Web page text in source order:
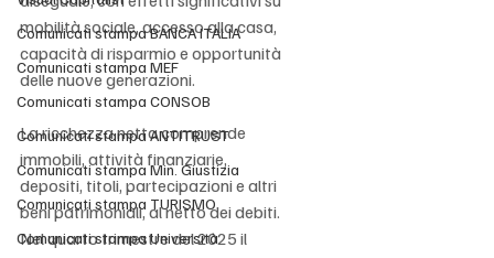
Comunicati stampa BANCA ITALIA
Comunicati stampa MEF
Comunicati stampa CONSOB
Comunicati stampa ANTITRUST
Comunicati stampa Min. Giustizia
Comunicati stampa TURISMO
Comunicati stampa Università
mobilità sociale, accesso alla casa,
capacità di risparmio e opportunità
delle nuove generazioni.
La ricchezza netta comprende
immobili, attività finanziarie,
depositi, titoli, partecipazioni e altri
beni patrimoniali, al netto dei debiti.
Nel quarto trimestre del 2025 il